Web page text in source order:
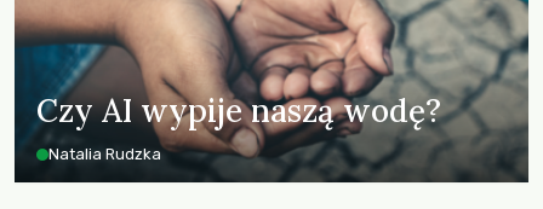
Czy AI wypije naszą wodę?
Natalia Rudzka